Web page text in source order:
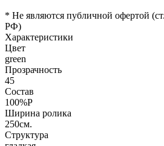
* Не являются публичной офертой
РФ)
Характеристики
Цвет
green
Прозрачность
45
Состав
100%P
Ширина ролика
250см.
Структура